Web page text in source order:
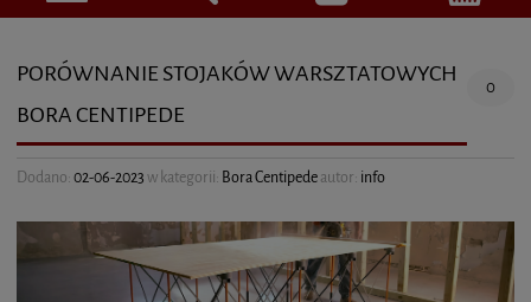
PORÓWNANIE STOJAKÓW WARSZTATOWYCH
BORA CENTIPEDE
0
Dodano:02-06-2023w kategorii: Bora Centipedeautor: info